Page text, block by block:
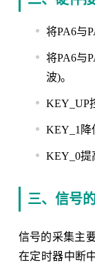
将PA6与
将PA6与
波)。
KEY_UP
KEY_1降
KEY_0提
三、信号
信号的采集主
在定时器中断